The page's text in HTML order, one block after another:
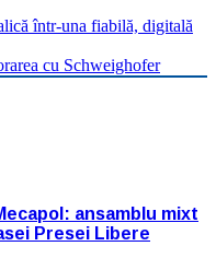
într-una fiabilă, digitală
cu Schweighofer
ansamblu mixt
Presei Libere